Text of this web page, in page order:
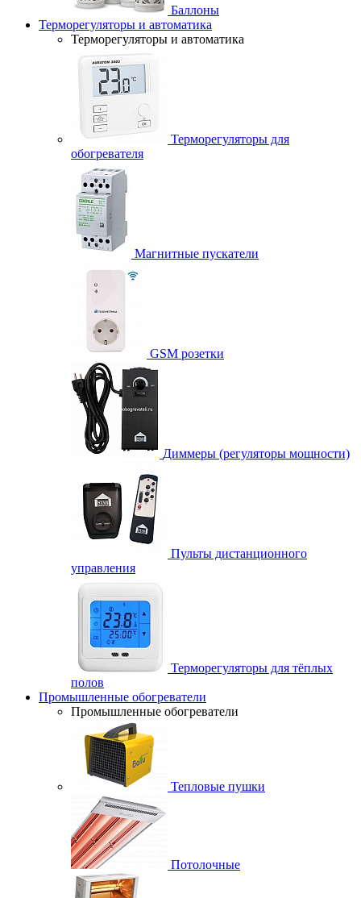
Баллоны
Терморегуляторы и автоматика
Терморегуляторы и автоматика
Терморегуляторы для
обогревателя
Магнитные пускатели
GSM розетки
Диммеры (регуляторы мощности)
Пульты дистанционного
управления
Терморегуляторы для тёплых
полов
Промышленные обогреватели
Промышленные обогреватели
Тепловые пушки
Потолочные